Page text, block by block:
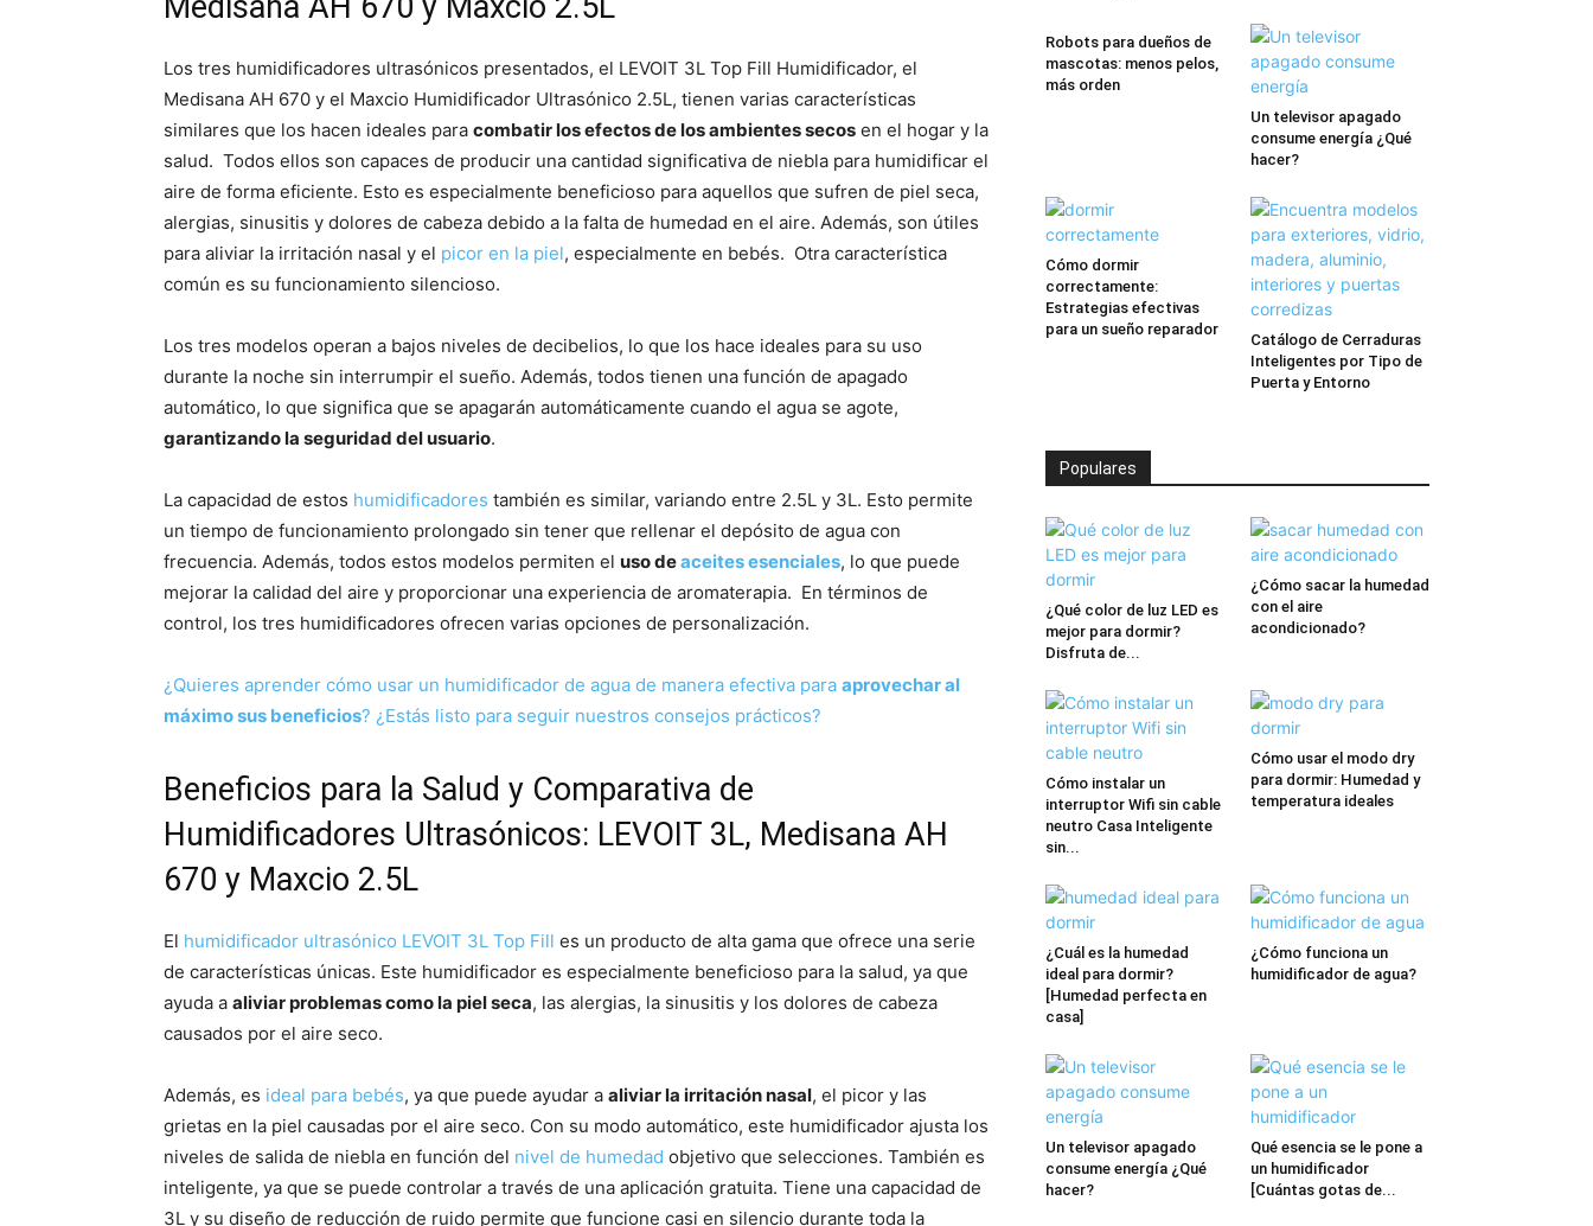
Los tres humidificadores ultrasónicos presentados, el LEVOIT 3L Top Fill Humidificador, el
Medisana AH 670 y el Maxcio Humidificador Ultrasónico 2.5L, tienen varias características
similares que los hacen ideales para combatir los efectos de los ambientes secos en el hogar y la
salud. Todos ellos son capaces de producir una cantidad significativa de niebla para humidificar el
aire de forma eficiente. Esto es especialmente beneficioso para aquellos que sufren de piel seca,
alergias, sinusitis y dolores de cabeza debido a la falta de humedad en el aire. Además, son útiles
para aliviar la irritación nasal y el picor en la piel, especialmente en bebés. Otra característica
común es su funcionamiento silencioso.
Los tres modelos operan a bajos niveles de decibelios, lo que los hace ideales para su uso
durante la noche sin interrumpir el sueño. Además, todos tienen una función de apagado
automático, lo que significa que se apagarán automáticamente cuando el agua se agote,
garantizando la seguridad del usuario.
La capacidad de estos humidificadores también es similar, variando entre 2.5L y 3L. Esto permite
un tiempo de funcionamiento prolongado sin tener que rellenar el depósito de agua con
frecuencia. Además, todos estos modelos permiten el uso deaceites esenciales, lo que puede
mejorar la calidad del aire y proporcionar una experiencia de aromaterapia. En términos de
control, los tres humidificadores ofrecen varias opciones de personalización.
¿Quieres aprender cómo usar un humidificador de agua de manera efectiva para aprovechar al
máximo sus beneficios? ¿Estás listo para seguir nuestros consejos prácticos?
Beneficios para la Salud y Comparativa de
Humidificadores Ultrasónicos: LEVOIT 3L, Medisana AH
670 y Maxcio 2.5L
El humidificador ultrasónico LEVOIT 3L Top Fill es un producto de alta gama que ofrece una serie
de características únicas. Este humidificador es especialmente beneficioso para la salud, ya que
ayuda a aliviar problemas como la piel seca, las alergias, la sinusitis y los dolores de cabeza
causados por el aire seco.
Además, es ideal para bebés, ya que puede ayudar a aliviar la irritación nasal, el picor y las
grietas en la piel causadas por el aire seco. Con su modo automático, este humidificador ajusta los
niveles de salida de niebla en función del nivel de humedad objetivo que selecciones. También es
inteligente, ya que se puede controlar a través de una aplicación gratuita. Tiene una capacidad de
3L y su diseño de reducción de ruido permite que funcione casi en silencio durante toda la
Robots para dueños de
mascotas: menos pelos,
más orden
Un televisor apagado
consume energía ¿Qué
hacer?
Cómo dormir
correctamente:
Estrategias efectivas
para un sueño reparador
Catálogo de Cerraduras
Inteligentes por Tipo de
Puerta y Entorno
Populares
¿Qué color de luz LED es
mejor para dormir?
Disfruta de...
¿Cómo sacar la humedad
con el aire
acondicionado?
Cómo instalar un
interruptor Wifi sin cable
neutro Casa Inteligente
sin...
Cómo usar el modo dry
para dormir: Humedad y
temperatura ideales
¿Cuál es la humedad
ideal para dormir?
[Humedad perfecta en
casa]
¿Cómo funciona un
humidificador de agua?
Un televisor apagado
consume energía ¿Qué
hacer?
Qué esencia se le pone a
un humidificador
[Cuántas gotas de...